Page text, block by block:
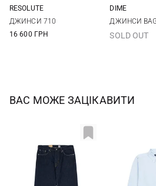
40/34
RESOLUTE
ДЖИНСИ 710
16 600 ГРН
DIME
ДЖИНСИ
SOLD OUT
ВАС МОЖЕ ЗАЦІКАВИТИ